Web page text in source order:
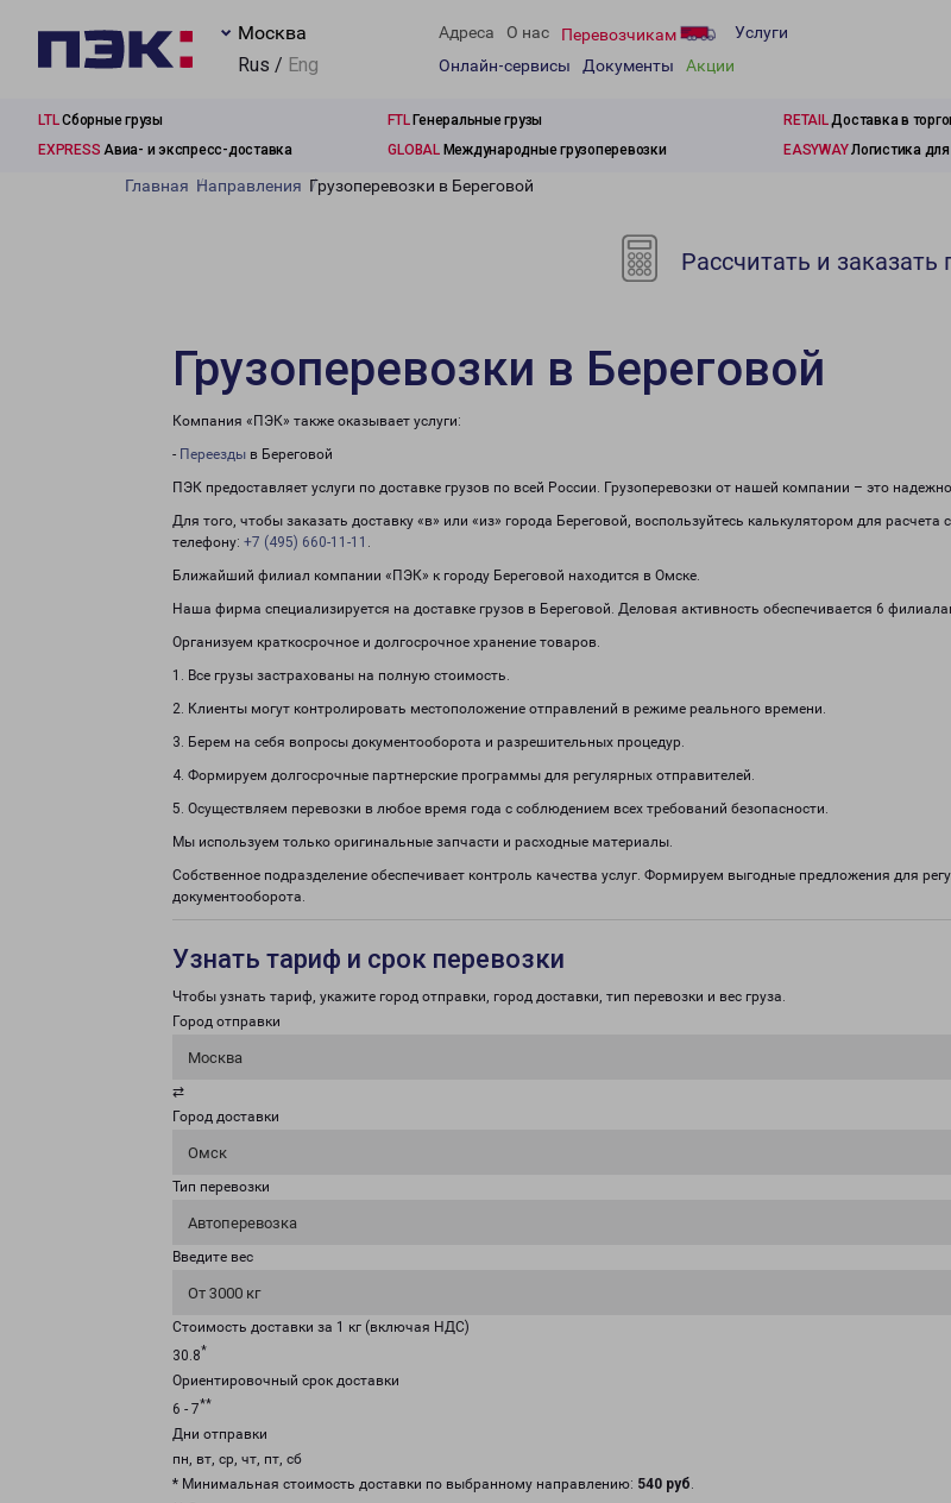
Москва
Rus / Eng
Адреса О нас Перевозчикам
Услуги
Онлайн-сервисы
Документы Акции
LTLСборные грузы FTLГенеральные грузы RETAILДоставка в
EXPRESS Авиа- и экспресс-доставка GLOBALМеждународные грузоперевозки EASYWAYЛогистика
Главная Направления Грузоперевозки в Береговой
Рассчитать и заказать
Грузоперевозки в Береговой
Компания «ПЭК» также оказывает услуги:
- Переезды в Береговой
ПЭК предоставляет услуги по доставке грузов по всей России. Грузоперевозки от нашей компании – это
Для того, чтобы заказать доставку «в» или «из» города Береговой, воспользуйтесь калькулятором для
телефону: +7 (495) 660-11-11 .
Ближайший филиал компании «ПЭК» к городу Береговой находится в Омске.
Наша фирма специализируется на доставке грузов в Береговой. Деловая активность обеспечивается 6
Организуем краткосрочное и долгосрочное хранение товаров.
1. Все грузы застрахованы на полную стоимость.
2. Клиенты могут контролировать местоположение отправлений в режиме реального времени.
3. Берем на себя вопросы документооборота и разрешительных процедур.
4. Формируем долгосрочные партнерские программы для регулярных отправителей.
5. Осуществляем перевозки в любое время года с соблюдением всех требований безопасности.
Мы используем только оригинальные запчасти и расходные материалы.
Собственное подразделение обеспечивает контроль качества услуг. Формируем выгодные предложения для
документооборота.
Узнать тариф и срок перевозки
Чтобы узнать тариф, укажите город отправки, город доставки, тип перевозки и вес груза.
Город отправки
Москва
⇄
Город доставки
Омск
Тип перевозки
Автоперевозка
Введите вес
От 3000 кг
Стоимость доставки за 1 кг (включая НДС)
30.8*
Ориентировочный срок доставки
6 - 7**
Дни отправки
пн, вт, ср, чт, пт, сб
* Минимальная стоимость доставки по выбранному направлению: 540 руб.